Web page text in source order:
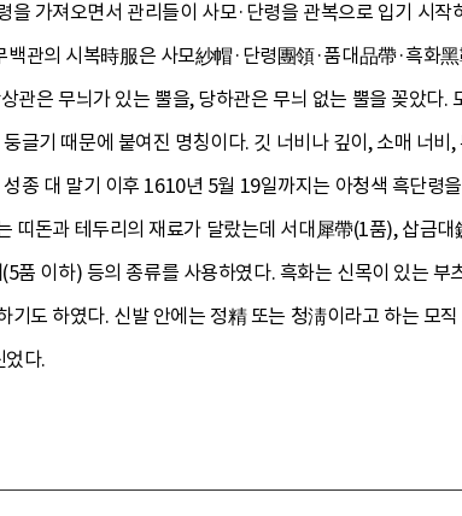
가져오면서 관리들이 사모·단령을 관복으로 입기 시
관의 시복時服은 사모紗帽·단령團領·품대品帶·흑화
은 무늬가 있는 뿔을, 당하관은 무늬 없는 뿔을 꽂았다.
글기 때문에 붙여진 명칭이다. 깃 너비나 깊이, 소매 너
종 대 말기 이후 1610년 5월 19일까지는 아청색 흑단령
띠돈과 테두리의 재료가 달랐는데 서대犀帶(1품), 삽금
이하) 등의 종류를 사용하였다. 흑화는 신목이 있는 부
도 하였다. 신발 안에는 정精 또는 청淸이라고 하는 모
었다.